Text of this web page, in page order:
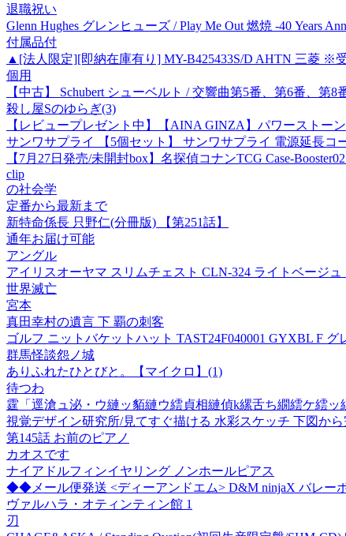
退職祝い
Glenn Hughes グレンヒューズ / Play Me Out 燃焼 -40 Years
付属品付
▲[法人限定][即納在庫有り] MY-B425433S/D AHTN 三菱 ※
個用
【中古】 Schubert シューベルト / 交響曲第5番、第6番、第
殺し屋Sのゆらぎ(3)
【レビュープレゼント中】【AINA GINZA】パワーストー
サンワサプライ 【5個セット】 サンワサプライ 電源延長コ
【7月27日発売/未開封box】名探偵コナンTCG Case-
clip
の社会学
定番から最新まで
新特命係長 只野仁(分冊版) 【第251話】
通年お届け可能
アングル
アイリスオーヤマ スリムチェスト CLN-324 ライトベージュ
世界滅亡
宮本
真田幸村の遺言 下 覇の刺客
ゴルフ ニットバケットハット TAST24F040001 GYXBL F
群馬怪談怨ノ城
ありふれたひとびと。【マイクロ】(1)
待つわ
霆「逕滄ュ泌・ウ縺ッ貊縺ウ繧貞相縺偵k縲舌ち繝繧ケ繧ッ
視覚デザイン研究所/見てすぐ描ける 水彩スケッチ 下図か
第145話 お前のピアノ
カオスです
ナイアドルフィンイヤリング ノンホールピアス
◆◆メール便発送 <ディーアンドエム> D&M ninjaX バレー
ヴァルハラ・オティンティン館 1
刃